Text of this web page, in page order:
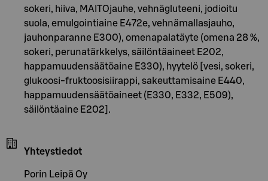
sokeri, hiiva, MAITOjauhe, vehnägluteeni, jodioitu
suola, emulgointiaine E472e, vehnämallasjauho,
jauhonparanne E300), omenapalatäyte (omena 28 %,
sokeri, perunatärkkelys, säilöntäaineet E202,
happamuudensäätöaine E330), hyytelö [vesi, sokeri,
glukoosi-fruktoosisiirappi, sakeuttamisaine E440,
happamuudensäätöaineet (E330, E332, E509),
säilöntäaine E202].
Yhteystiedot
Porin Leipä Oy